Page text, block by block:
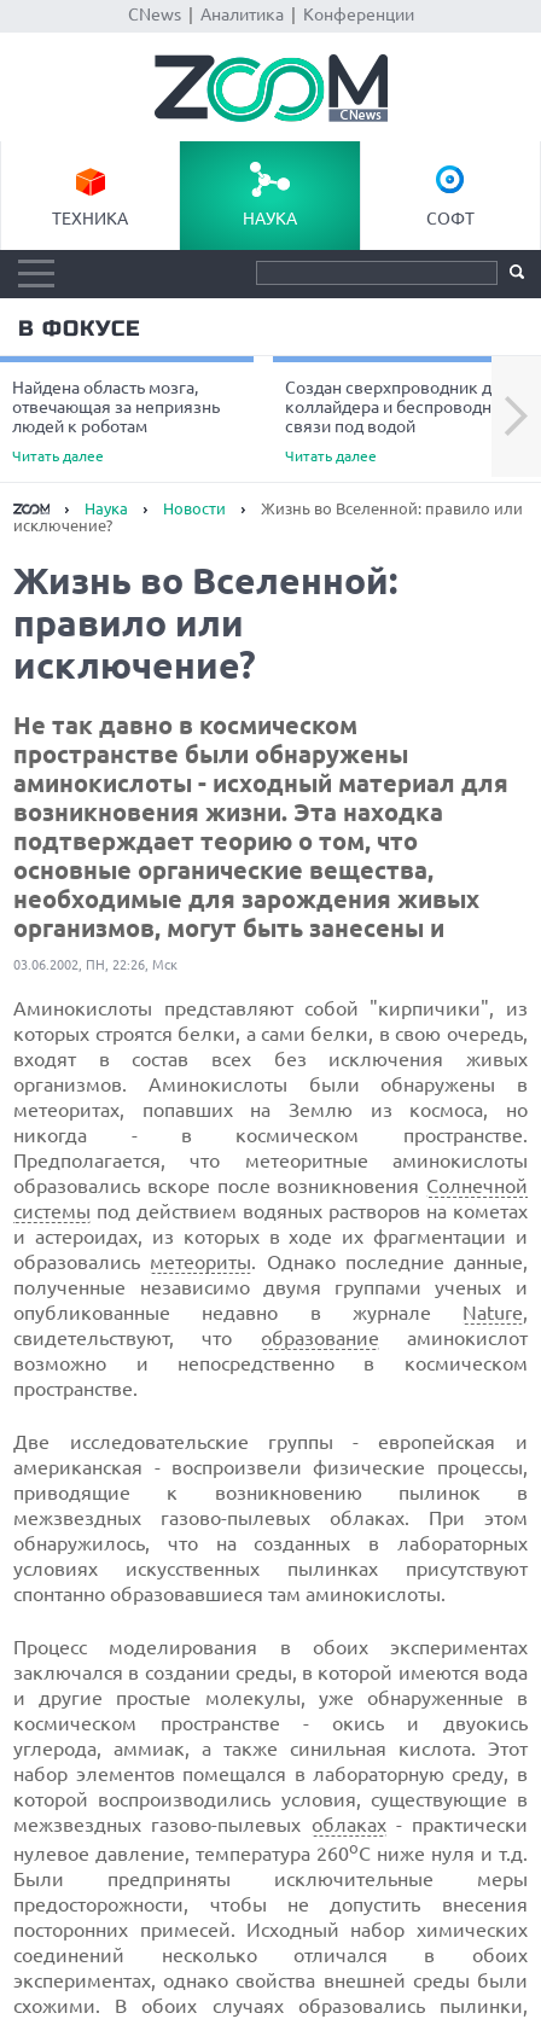
CNews| Аналитика| Конференции
ТЕХНИКА НАУКА СОФТ
В ФОКУСЕ
Найдена область мозга,
отвечающая за неприязнь
людей к роботам
Читать далее
Создан сверхпроводник для
коллайдера и беспроводной
связи под водой
Читать далее
Next
Наука Новости
Жизнь во Вселенной: правило или
исключение?
Жизнь во Вселенной:
правило или
исключение?
Не так давно в космическом
пространстве были обнаружены
аминокислоты - исходный материал для
возникновения жизни. Эта находка
подтверждает теорию о том, что
основные органические вещества,
необходимые для зарождения живых
организмов, могут быть занесены и
03.06.2002, ПН, 22:26, Мск
Аминокислоты представляют собой "кирпичики", из
которых строятся белки, а сами белки, в свою очередь,
входят в состав всех без исключения живых
организмов. Аминокислоты были обнаружены в
метеоритах, попавших на Землю из космоса, но
никогда - в космическом пространстве.
Предполагается, что метеоритные аминокислоты
образовались вскоре после возникновения Солнечной
системы под действием водяных растворов на кометах
и астероидах, из которых в ходе их фрагментации и
образовались метеориты. Однако последние данные,
полученные независимо двумя группами ученых и
опубликованные недавно в журнале Nature,
свидетельствуют, что образование аминокислот
возможно и непосредственно в космическом
пространстве.
Две исследовательские группы - европейская и
американская - воспроизвели физические процессы,
приводящие к возникновению пылинок в
межзвездных газово-пылевых облаках. При этом
обнаружилось, что на созданных в лабораторных
условиях искусственных пылинках присутствуют
спонтанно образовавшиеся там аминокислоты.
Процесс моделирования в обоих экспериментах
заключался в создании среды, в которой имеются вода
и другие простые молекулы, уже обнаруженные в
космическом пространстве - окись и двуокись
углерода, аммиак, а также синильная кислота. Этот
набор элементов помещался в лабораторную среду, в
которой воспроизводились условия, существующие в
межзвездных газово-пылевых облаках- практически
нулевое давление, температура 260oC ниже нуля и т.д.
Были предприняты исключительные меры
предосторожности, чтобы не допустить внесения
посторонних примесей. Исходный набор химических
соединений несколько отличался в обоих
экспериментах, однако свойства внешней среды были
схожими. В обоих случаях образовались пылинки,